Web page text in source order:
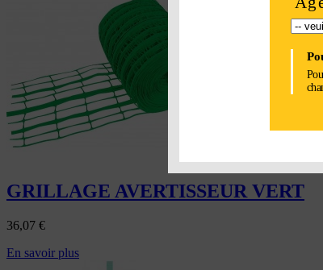
GRILLAGE AVERTISSEUR VERT
36,07 €
En savoir plus